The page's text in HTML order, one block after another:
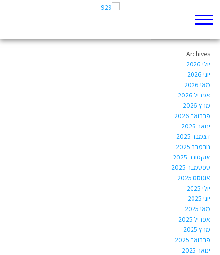
Author Archives:nivkosh123@gmail.com
Archives
יולי 2026
יוני 2026
מאי 2026
אפריל 2026
מרץ 2026
פברואר 2026
ינואר 2026
דצמבר 2025
נובמבר 2025
אוקטובר 2025
ספטמבר 2025
אוגוסט 2025
יולי 2025
יוני 2025
מאי 2025
אפריל 2025
מרץ 2025
פברואר 2025
ינואר 2025